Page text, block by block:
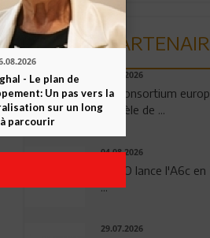
06.08.2026
Un consortium
modèle de ...
04.08.2026
OPPO lance l'A6c
...
29.07.2026
- Le plan de
Un pas vers la
sur un long
parcourir